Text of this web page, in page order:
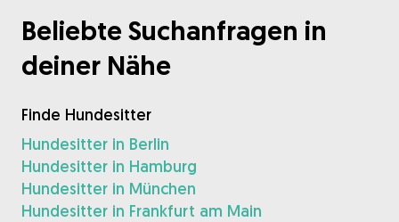
Beliebte Suchanfragen in
deiner Nähe
Finde Hundesitter
Hundesitter in Berlin
Hundesitter in Hamburg
Hundesitter in München
Hundesitter in Frankfurt am Main